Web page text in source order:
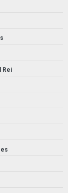
Rei